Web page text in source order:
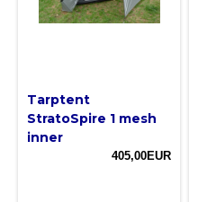
Tarptent
StratoSpire 1 mesh
inner
405,00EUR